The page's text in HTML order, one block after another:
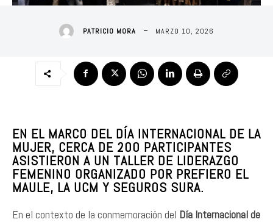
PATRICIO MORA MARZO 10, 2026
EN EL MARCO DEL DÍA INTERNACIONAL DE LA
MUJER, CERCA DE 200 PARTICIPANTES
ASISTIERON A UN TALLER DE LIDERAZGO
FEMENINO ORGANIZADO POR PREFIERO EL
MAULE, LA UCM Y SEGUROS SURA.
En el contexto de la conmemoración del Día Internacional de